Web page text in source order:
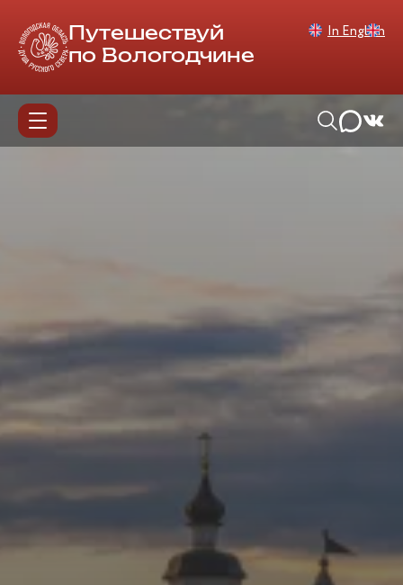
Путешествуй
по Вологодчине
In English